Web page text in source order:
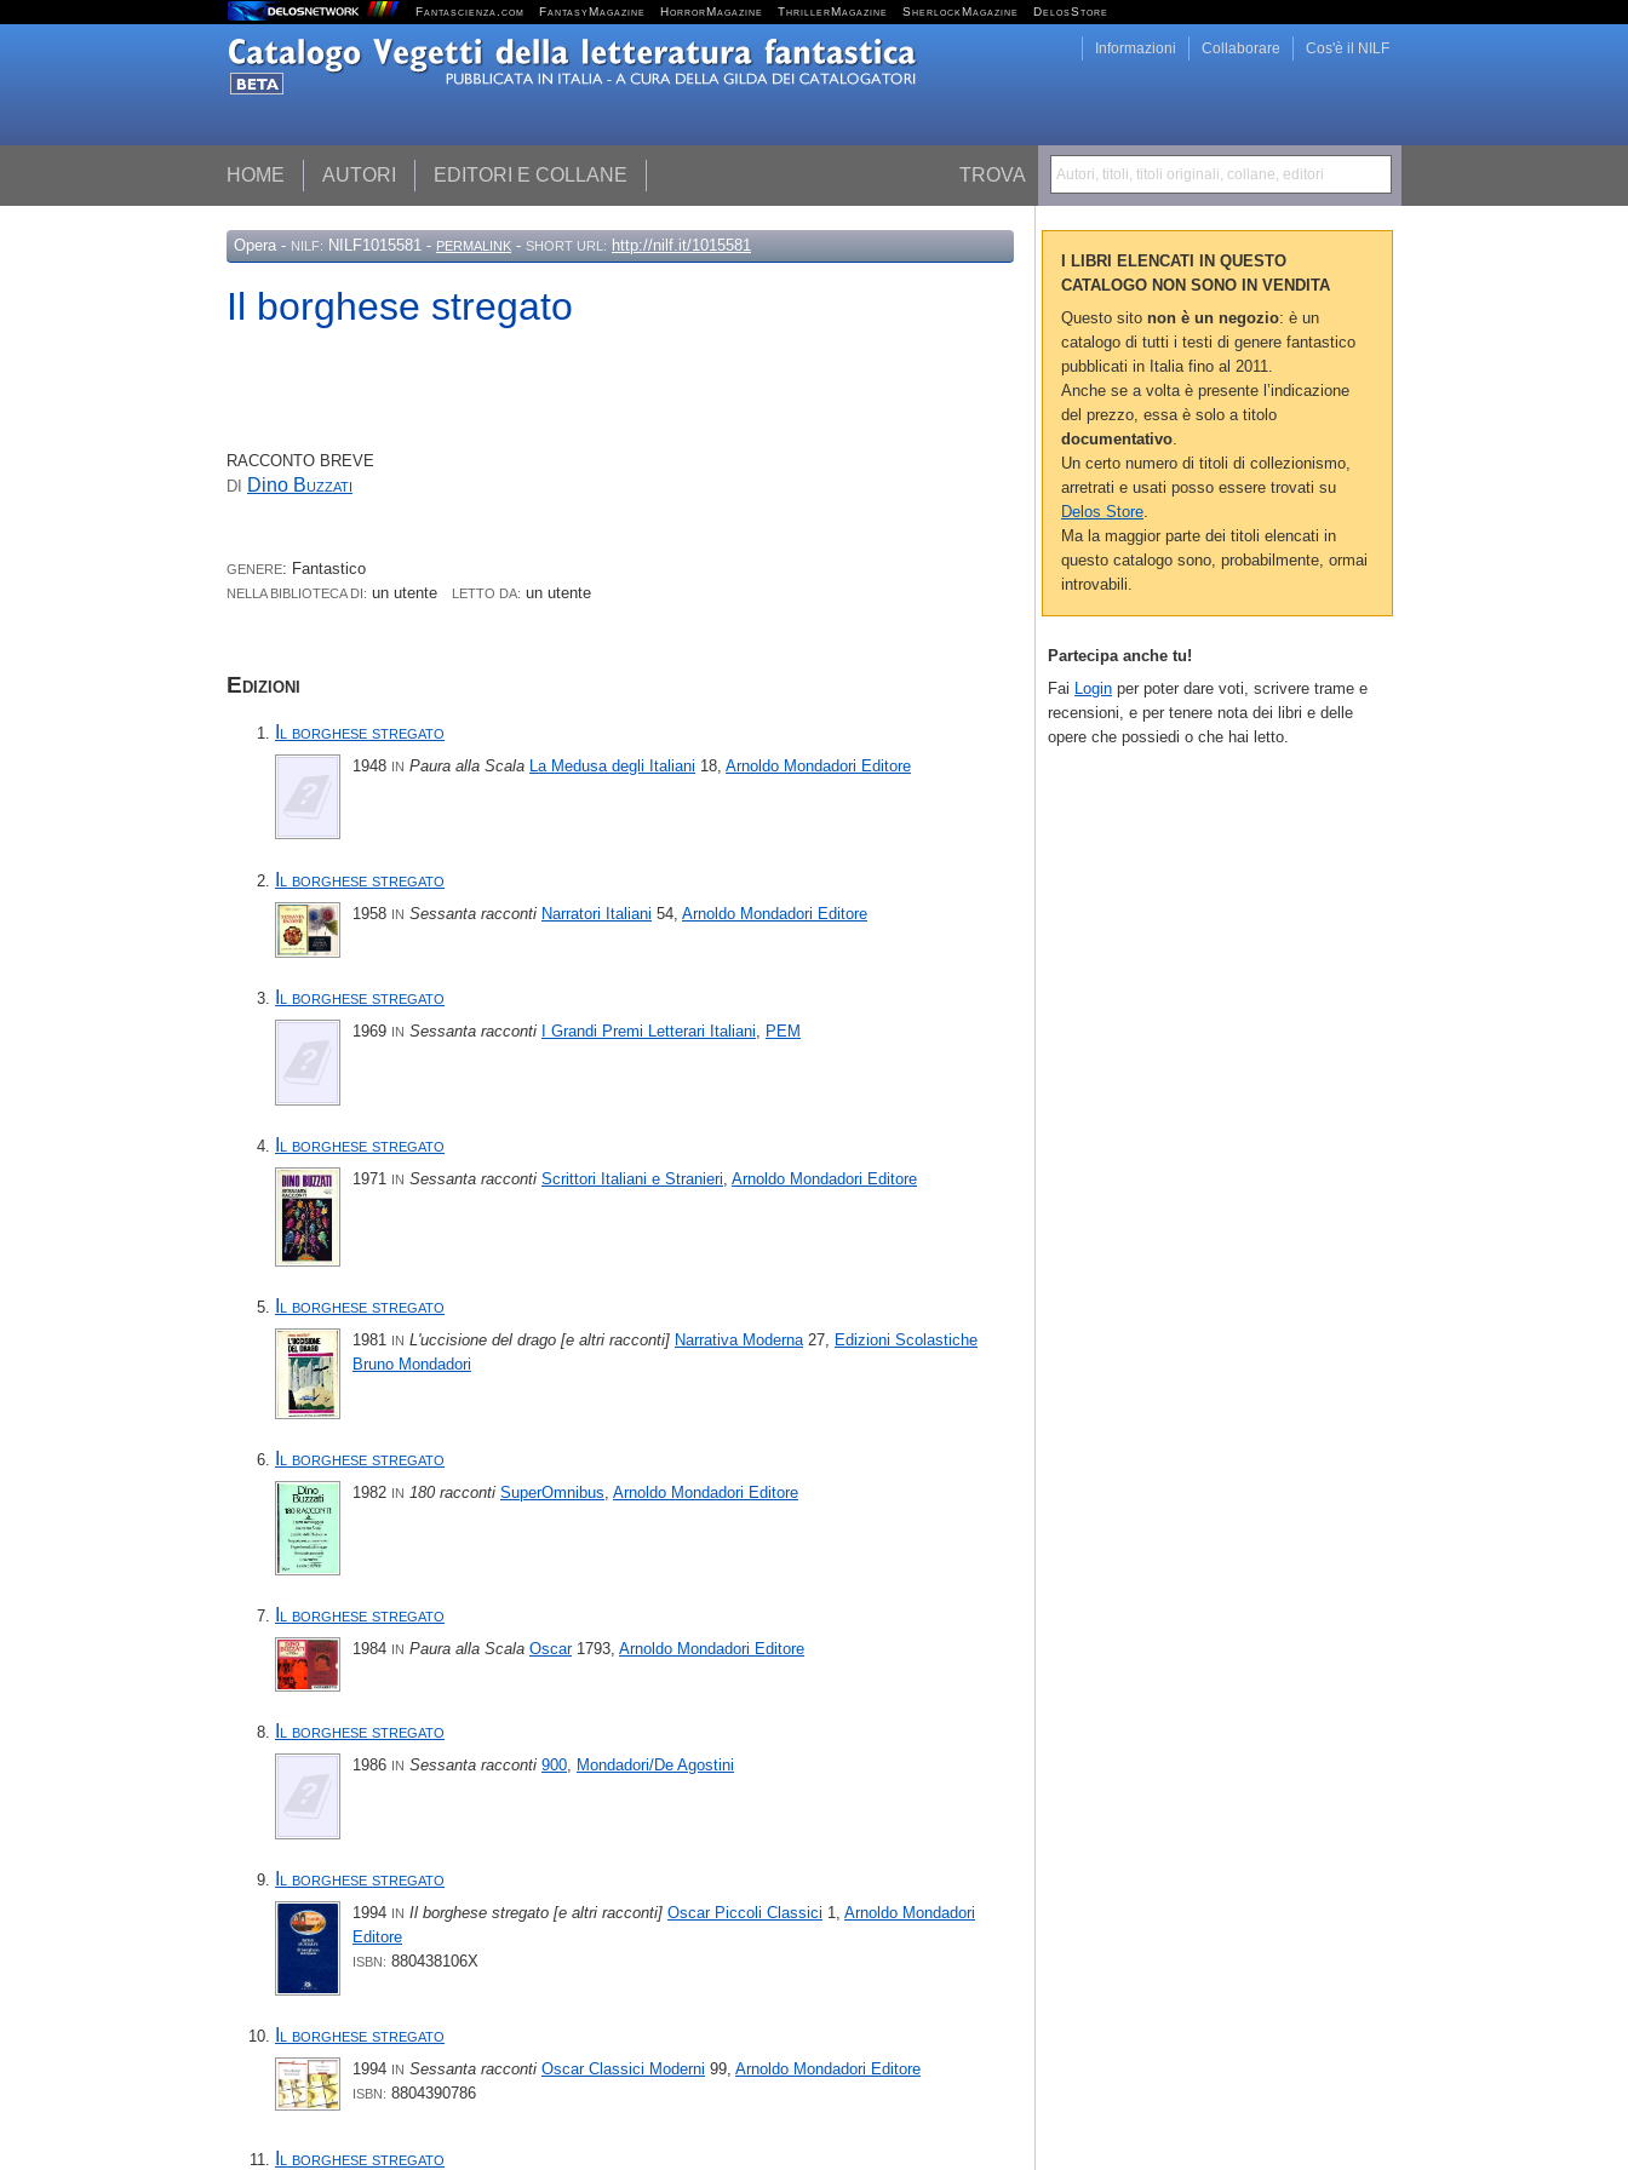
Fantascienza.com FantasyMagazine HorrorMagazine ThrillerMagazine SherlockMagazine DelosStore
TROVA Autori, titoli, titoli originali, collane, editori
HOME AUTORI EDITORI E COLLANE
Cos'è il NILF
Collaborare
Informazioni
Opera - NILF: NILF1015581 - PERMALINK - SHORT URL: http://nilf.it/1015581
Il borghese stregato
RACCONTO BREVE
DI
Dino Buzzati
GENERE: Fantastico
NELLA BIBLIOTECA DI: un utente LETTO DA: un utente
Edizioni
Il borghese stregato
1948 IN Paura alla Scala La Medusa degli Italiani 18, Arnoldo Mondadori Editore
Il borghese stregato
1958 IN Sessanta racconti Narratori Italiani 54, Arnoldo Mondadori Editore
Il borghese stregato
1969 IN Sessanta racconti I Grandi Premi Letterari Italiani, PEM
Il borghese stregato
1971 IN Sessanta racconti Scrittori Italiani e Stranieri, Arnoldo Mondadori Editore
Il borghese stregato
1981 IN L'uccisione del drago [e altri racconti] Narrativa Moderna 27,
Edizioni Scolastiche
Bruno Mondadori
Il borghese stregato
1982 IN 180 racconti SuperOmnibus, Arnoldo Mondadori Editore
Il borghese stregato
1984 IN Paura alla Scala Oscar1793, Arnoldo Mondadori Editore
Il borghese stregato
1986 IN Sessanta racconti 900, Mondadori/De Agostini
Il borghese stregato
1994 IN Il borghese stregato [e altri racconti] Oscar Piccoli Classici 1, Arnoldo Mondadori
Editore
ISBN: 880438106X
Il borghese stregato
1994 IN Sessanta racconti Oscar Classici Moderni 99, Arnoldo Mondadori Editore
ISBN: 8804390786
Il borghese stregato
I LIBRI ELENCATI IN QUESTO
CATALOGO NON SONO IN VENDITA
Questo sito non è un negozio: è un
catalogo di tutti i testi di genere fantastico
pubblicati in Italia fino al 2011.
Anche se a volta è presente l’indicazione
del prezzo, essa è solo a titolo
documentativo
Un certo numero di titoli di collezionismo,
arretrati e usati posso essere trovati su
Delos Store
Ma la maggior parte dei titoli elencati in
questo catalogo sono, probabilmente, ormai
introvabili.
Partecipa anche tu!
Fai Login per poter dare voti, scrivere trame e
recensioni, e per tenere nota dei libri e delle
opere che possiedi o che hai letto.